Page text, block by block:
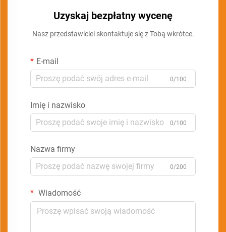
Uzyskaj bezpłatny wycenę
Nasz przedstawiciel skontaktuje się z Tobą wkrótce.
E-mail
0/100
Imię i nazwisko
0/100
Nazwa firmy
0/200
Wiadomość